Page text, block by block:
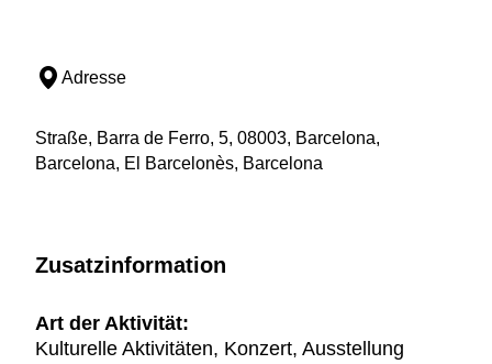
Adresse
Straße, Barra de Ferro, 5, 08003, Barcelona,
Barcelona, El Barcelonès, Barcelona
Zusatzinformation
Art der Aktivität:
Kulturelle Aktivitäten, Konzert, Ausstellung